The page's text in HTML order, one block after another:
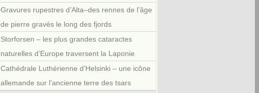
Gravures rupestres d’Alta–des rennes de l’âge
de pierre gravés le long des fjords
Storforsen – les plus grandes cataractes
naturelles d’Europe traversent la Laponie
Cathédrale Luthérienne d’Helsinki – une icône
allemande sur l’ancienne terre des tsars